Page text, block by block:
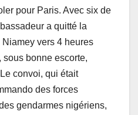
pour Paris. Avec six de
a quitté la
vers 4 heures
sous bonne escorte,
convoi, qui était
des forces
gendarmes nigériens,